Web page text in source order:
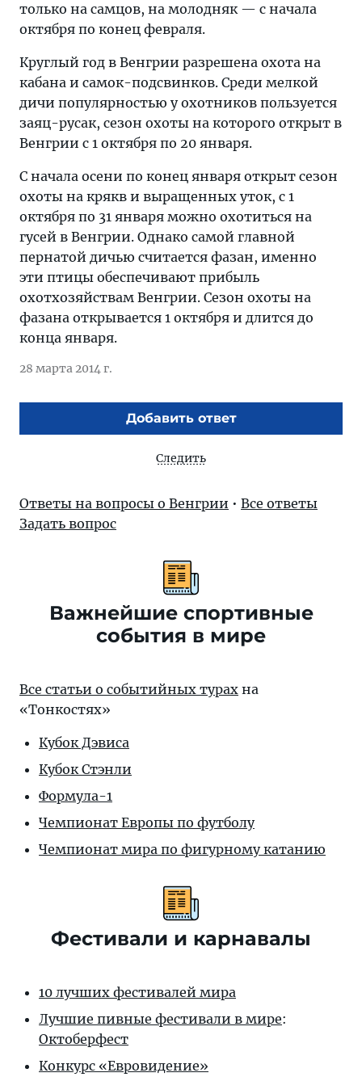
только на самцов, на молодняк — с начала
октября по конец февраля.
Круглый год в Венгрии разрешена охота на
кабана и самок-подсвинков. Среди мелкой
дичи популярностью у охотников пользуется
заяц-русак, сезон охоты на которого открыт в
Венгрии с 1 октября по 20 января.
С начала осени по конец января открыт сезон
охоты на крякв и выращенных уток, с 1
октября по 31 января можно охотиться на
гусей в Венгрии. Однако самой главной
пернатой дичью считается фазан, именно
эти птицы обеспечивают прибыль
охотхозяйствам Венгрии. Сезон охоты на
фазана открывается 1 октября и длится до
конца января.
28 марта 2014 г.
Добавить ответ
Следить
Ответы на вопросы о Венгрии • Все ответы
Задать вопрос
Важнейшие спортивные
события в мире
Все статьи о событийных турах на
«Тонкостях»
Кубок Дэвиса
Кубок Стэнли
Формула-1
Чемпионат Европы по футболу
Чемпионат мира по фигурному катанию
Фестивали и карнавалы
10 лучших фестивалей мира
Лучшие пивные фестивали в мире:
Октоберфест
Конкурс «Евровидение»